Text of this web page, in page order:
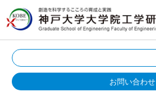
お問い合わせ